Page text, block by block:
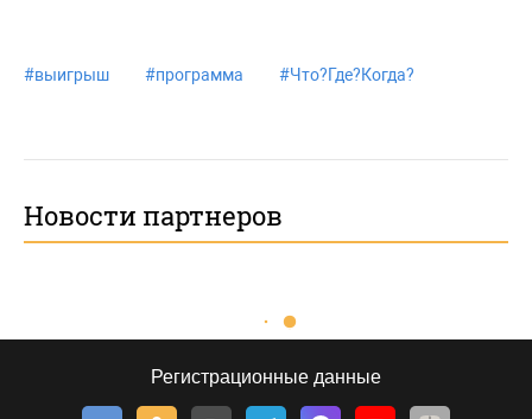
#выигрыш #программа #Что?Где?Когда?
Новости партнеров
Регистрационные данные